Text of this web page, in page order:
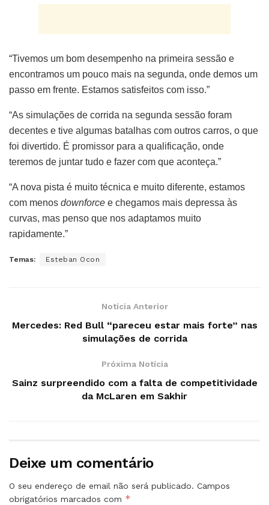
“Tivemos um bom desempenho na primeira sessão e
encontramos um pouco mais na segunda, onde demos um
passo em frente. Estamos satisfeitos com isso.”
“As simulações de corrida na segunda sessão foram
decentes e tive algumas batalhas com outros carros, o que
foi divertido. É promissor para a qualificação, onde
teremos de juntar tudo e fazer com que aconteça.”
“A nova pista é muito técnica e muito diferente, estamos
com menos downforce e chegamos mais depressa às
curvas, mas penso que nos adaptamos muito
rapidamente.”
Temas: Esteban Ocon
Notícia Anterior
Mercedes: Red Bull “pareceu estar mais forte” nas
simulações de corrida
Próxima Notícia
Sainz surpreendido com a falta de competitividade
da McLaren em Sakhir
Deixe um comentário
O seu endereço de email não será publicado. Campos
obrigatórios marcados com *